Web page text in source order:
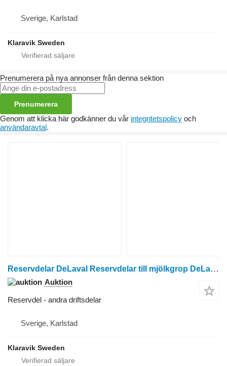
Sverige, Karlstad
Klaravik Sweden
Prenumerera på nya annonser från denna sektion
Prenumerera
Genom att klicka här godkänner du vår integritetspolicy och
användaravtal.
Reservdelar DeLaval Reservdelar till mjölkgrop DeLaval tandem grop till DeLaval mjölkningsutrustning
Auktion
Reservdel - andra driftsdelar
Sverige, Karlstad
Klaravik Sweden